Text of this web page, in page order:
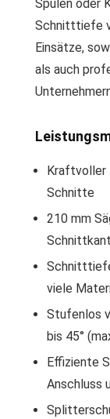
Spülen oder
Schnitttiefe
Einsätze,
als auch
Kraftvoller
Schnitte
210 mm
viele
Stufenlos
bis 45°
Effiziente
Anschluss